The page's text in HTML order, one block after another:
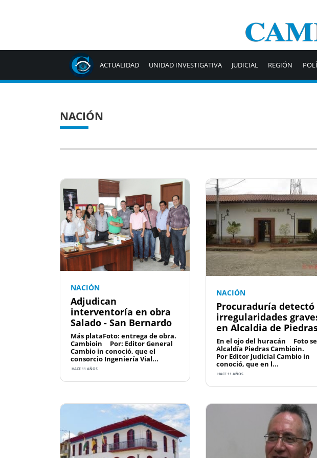
ACTUALIDAD UNIDAD INVESTIGATIVA JUDICIAL REGIÓN
NACIÓN
NACIÓN
Adjudican
interventoría en obra
Salado - San Bernardo
Más plataFoto: entrega de obra.
Cambioin Por: Editor General
Cambio in conoció, que el
consorcio Ingeniería Vial...
HACE 11 AÑOS
NACIÓN
Procuraduría detectó
irregularidades
en Alcaldia de
En el ojo del huracán Foto
Alcaldía Piedras Cambioin.
Por Editor Judicial Cambio in
conoció, que en l...
HACE 11 AÑOS